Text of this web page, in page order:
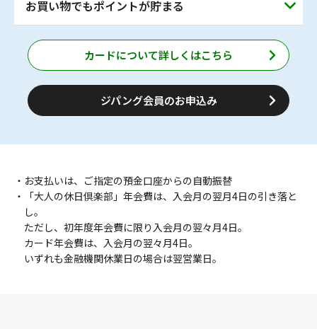
ご購入時、およびご旅行時には、「ジパング倶楽部会員手
帳（会員証一体型）」が必要です。
※割引は片道で101キロ以上ご利用の場合のみとなります。
※一部、割引にならない列車（東海道新幹線「のぞみ」、
山陽・九州新幹線「みずほ」を含む）・設備・期間（4月
27日～5月6日、8月10日～8月19日、12月28日～1月6日
の全期間）があります。
JR東日本やJR北海道のフリーエリアが乗り放題のきっぷ
のおトクなきっぷやツアーをご利用いただけます。
お買い物でもポイントが貯まる
JR東日本沿線の駅ビルなど「JRE POINT加盟店」でお買い
物をする際にカードを提示いただくと、100円（税抜）※1
につきJRE POINTが1ポイント貯まります。
※軽減税率適用の有無にかかわらず、お買い上げ金額から
8%分を差し引いて税抜金額相当といたします。
カードについて詳しくはこちら
ジパング会員のお申込み
・お支払いは、ご指定の預金口座からの自動振替
・「大人の休日倶楽部」年会費は、入会月の翌月4日の引き落と
し。
ただし、初年度年会費に限り入会月の翌々月4日。
カード年会費は、入会月の翌々月4日。
いずれも金融機関休業日の場合は翌営業日。